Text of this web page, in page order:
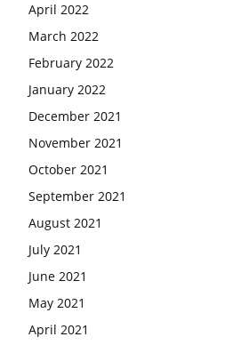
April 2022
March 2022
February 2022
January 2022
December 2021
November 2021
October 2021
September 2021
August 2021
July 2021
June 2021
May 2021
April 2021